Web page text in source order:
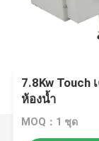
7.8Kw Touch
ห้องน้ำ
MOQ：1 ชุด